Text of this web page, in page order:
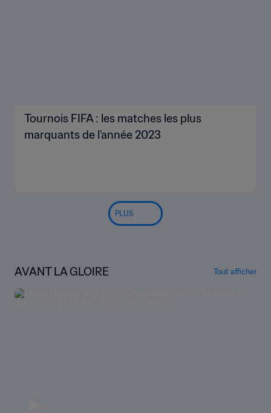
Tournois FIFA : les matches les plus
marquants de l'année 2023
PLUS
AVANT LA GLOIRE Tout afficher